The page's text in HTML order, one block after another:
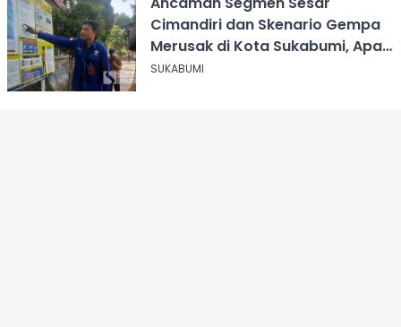
Cimandiri dan Skenario Gempa
Merusak di Kota Sukabumi, Apa
yang Harus Dilakukan?
SUKABUMI